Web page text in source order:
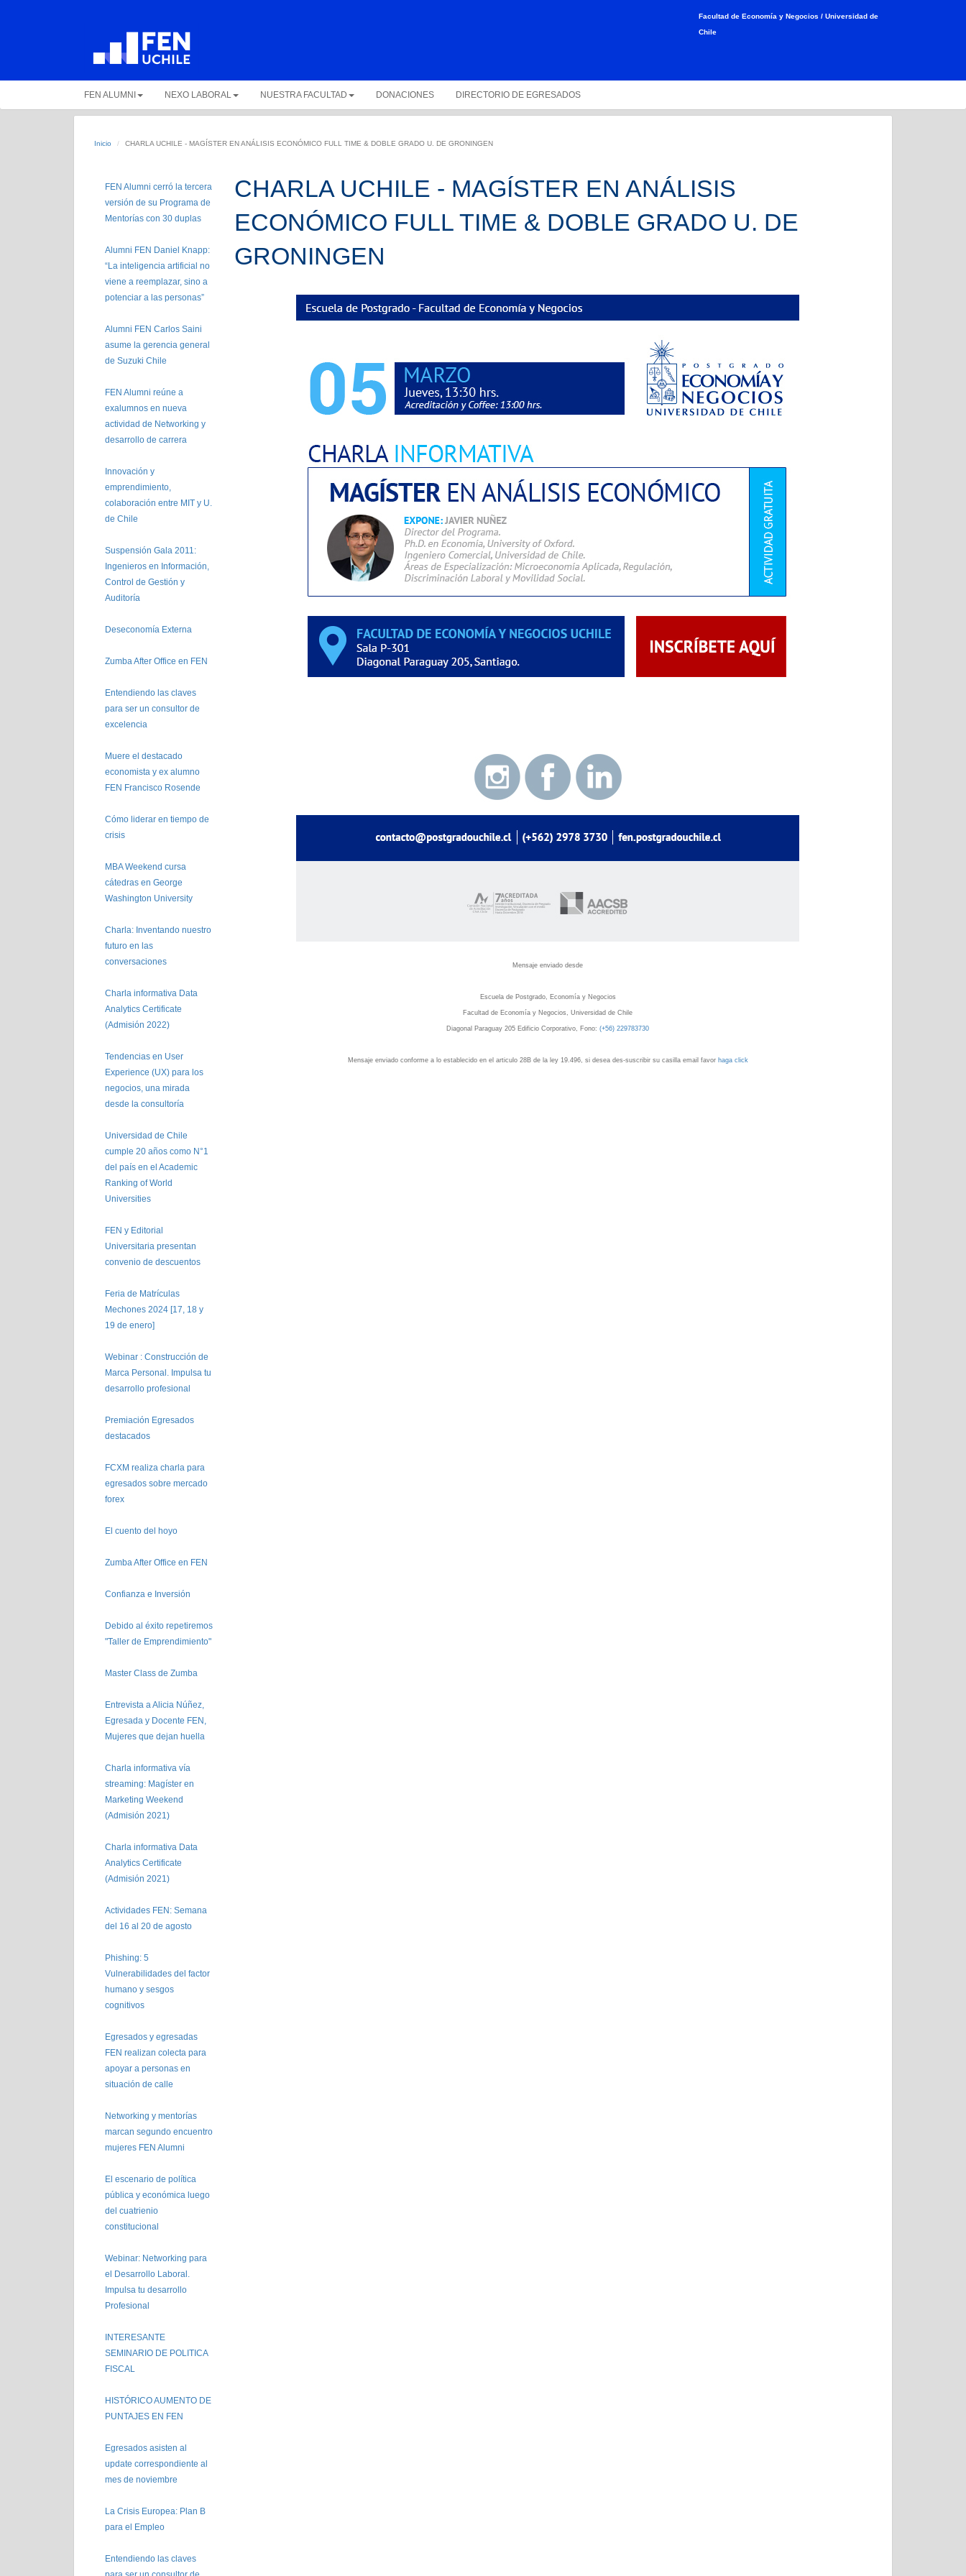
Facultad de Economía y Negocios / Universidad de
Chile
FEN ALUMNI NEXO LABORAL NUESTRA FACULTAD DONACIONES DIRECTORIO DE EGRESADOS
Inicio CHARLA UCHILE - MAGÍSTER EN ANÁLISIS ECONÓMICO FULL TIME & DOBLE GRADO U. DE GRONINGEN
FEN Alumni cerró la tercera
versión de su Programa de
Mentorías con 30 duplas
Alumni FEN Daniel Knapp:
“La inteligencia artificial no
viene a reemplazar, sino a
potenciar a las personas”
Alumni FEN Carlos Saini
asume la gerencia general
de Suzuki Chile
FEN Alumni reúne a
exalumnos en nueva
actividad de Networking y
desarrollo de carrera
Innovación y
emprendimiento,
colaboración entre MIT y U.
de Chile
Suspensión Gala 2011:
Ingenieros en Información,
Control de Gestión y
Auditoría
Deseconomía Externa
Zumba After Office en FEN
Entendiendo las claves
para ser un consultor de
excelencia
Muere el destacado
economista y ex alumno
FEN Francisco Rosende
Cómo liderar en tiempo de
crisis
MBA Weekend cursa
cátedras en George
Washington University
Charla: Inventando nuestro
futuro en las
conversaciones
Charla informativa Data
Analytics Certificate
(Admisión 2022)
Tendencias en User
Experience (UX) para los
negocios, una mirada
desde la consultoría
Universidad de Chile
cumple 20 años como N°1
del país en el Academic
Ranking of World
Universities
FEN y Editorial
Universitaria presentan
convenio de descuentos
Feria de Matrículas
Mechones 2024 [17, 18 y
19 de enero]
Webinar : Construcción de
Marca Personal. Impulsa tu
desarrollo profesional
Premiación Egresados
destacados
FCXM realiza charla para
egresados sobre mercado
forex
El cuento del hoyo
Zumba After Office en FEN
Confianza e Inversión
Debido al éxito repetiremos
"Taller de Emprendimiento"
Master Class de Zumba
Entrevista a Alicia Núñez,
Egresada y Docente FEN,
Mujeres que dejan huella
Charla informativa vía
streaming: Magíster en
Marketing Weekend
(Admisión 2021)
Charla informativa Data
Analytics Certificate
(Admisión 2021)
Actividades FEN: Semana
del 16 al 20 de agosto
Phishing: 5
Vulnerabilidades del factor
humano y sesgos
cognitivos
Egresados y egresadas
FEN realizan colecta para
apoyar a personas en
situación de calle
Networking y mentorías
marcan segundo encuentro
mujeres FEN Alumni
El escenario de política
pública y económica luego
del cuatrienio
constitucional
Webinar: Networking para
el Desarrollo Laboral.
Impulsa tu desarrollo
Profesional
INTERESANTE
SEMINARIO DE POLITICA
FISCAL
HISTÓRICO AUMENTO DE
PUNTAJES EN FEN
Egresados asisten al
update correspondiente al
mes de noviembre
La Crisis Europea: Plan B
para el Empleo
Entendiendo las claves
CHARLA UCHILE - MAGÍSTER EN ANÁLISIS
ECONÓMICO FULL TIME & DOBLE GRADO U. DE
GRONINGEN
Mensaje enviado desde
Escuela de Postgrado, Economía y Negocios
Facultad de Economía y Negocios, Universidad de Chile
Diagonal Paraguay 205 Edificio Corporativo, Fono:(+56) 229783730
Mensaje enviado conforme a lo establecido en el articulo 28B de la ley 19.496, si desea des-suscribir su casilla email favor haga click